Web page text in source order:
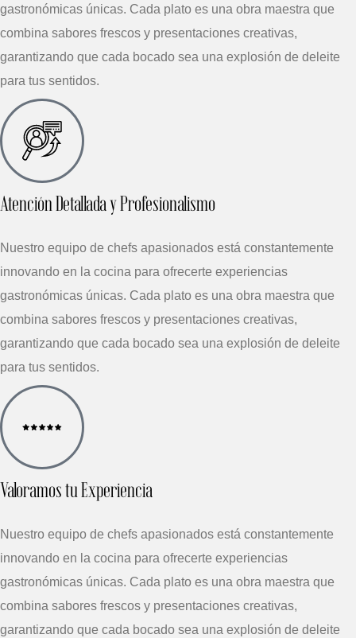
gastronómicas únicas. Cada plato es una obra maestra que
combina sabores frescos y presentaciones creativas,
garantizando que cada bocado sea una explosión de deleite
para tus sentidos.
Atención Detallada y Profesionalismo
Nuestro equipo de chefs apasionados está constantemente
innovando en la cocina para ofrecerte experiencias
gastronómicas únicas. Cada plato es una obra maestra que
combina sabores frescos y presentaciones creativas,
garantizando que cada bocado sea una explosión de deleite
para tus sentidos.
Valoramos tu Experiencia
Nuestro equipo de chefs apasionados está constantemente
innovando en la cocina para ofrecerte experiencias
gastronómicas únicas. Cada plato es una obra maestra que
combina sabores frescos y presentaciones creativas,
garantizando que cada bocado sea una explosión de deleite